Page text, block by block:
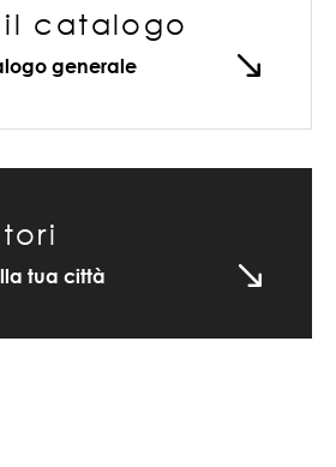
catalogo
generale
tua città